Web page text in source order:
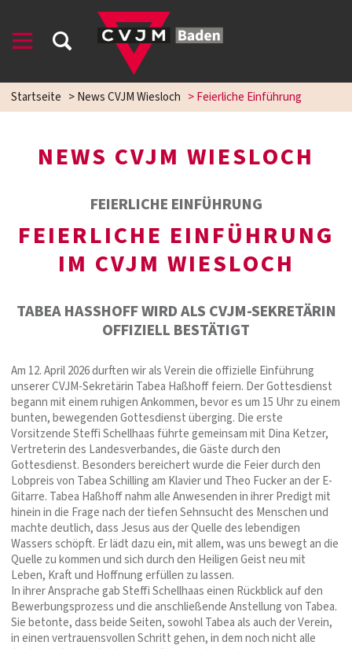
Startseite >News CVJM Wiesloch >Feierliche Einführung
NEWS CVJM WIESLOCH
FEIERLICHE EINFÜHRUNG
FEIERLICHE EINFÜHRUNG
IM CVJM WIESLOCH
TABEA HASSHOFF WIRD ALS CVJM-SEKRETÄRIN O
FFIZIELL BESTÄTIGT
Am 12. April 2026 durften wir als Verein die offizielle Einführung
unserer CVJM-Sekretärin Tabea Haßhoff feiern. Der Gottesdienst
begann mit einem ruhigen Ankommen, bevor es um 15 Uhr zu einem
bunten, bewegenden Gottesdienst überging. Die erste
Vorsitzende Steffi Schellhaas führte gemeinsam mit Dina Ketzer,
Vertreterin des Landesverbandes, die Gäste durch den
Gottesdienst. Besonders bereichert wurde die Feier durch den
Lobpreis von Tabea Schilling am Klavier und Theo Fucker an der E-
Gitarre. Tabea Haßhoff nahm alle Anwesenden in ihrer Predigt mit
hinein in die Frage nach der tiefen Sehnsucht des Menschen und
machte deutlich, dass Jesus aus der Quelle des lebendigen
Wassers schöpft. Er lädt dazu ein, mit allem, was uns bewegt an die
Quelle zu kommen und sich durch den Heiligen Geist neu mit
Leben, Kraft und Hoffnung erfüllen zu lassen.
In ihrer Ansprache gab Steffi Schellhaas einen Rückblick auf den
Bewerbungsprozess und die anschließende Anstellung von Tabea.
Sie betonte, dass beide Seiten, sowohl Tabea als auch der Verein,
in einen vertrauensvollen Schritt gehen, in dem noch nicht alle